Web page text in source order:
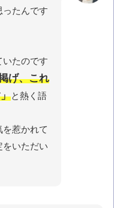
ったんです
いたのです
げ、これ
と熱く語
惹かれて
をいただい